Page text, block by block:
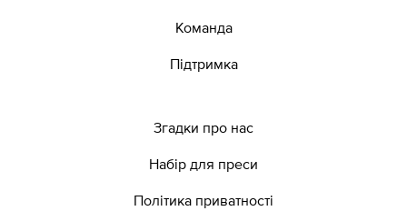
Команда
Підтримка
Згадки про нас
Набір для преси
Політика приватності